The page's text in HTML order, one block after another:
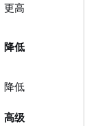
更高
降低
降低
高级